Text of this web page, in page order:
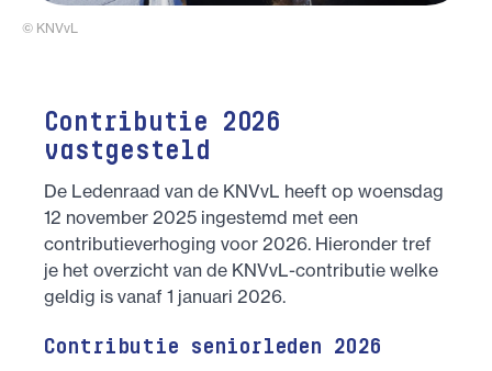
© KNVvL
Contributie 2026
vastgesteld
De Ledenraad van de KNVvL heeft op woensdag
12 november 2025 ingestemd met een
contributieverhoging voor 2026. Hieronder tref
je het overzicht van de KNVvL-contributie welke
geldig is vanaf 1 januari 2026.
Contributie seniorleden 2026